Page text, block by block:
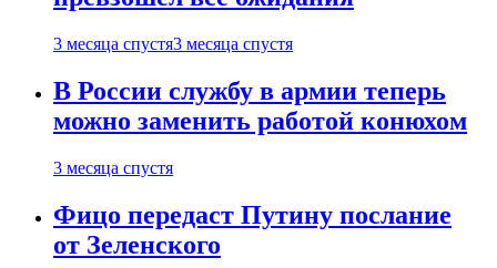
3 месяца спустя3 месяца спустя
В России службу в армии теперь
можно заменить работой конюхом
3 месяца спустя
Фицо передаст Путину послание
от Зеленского